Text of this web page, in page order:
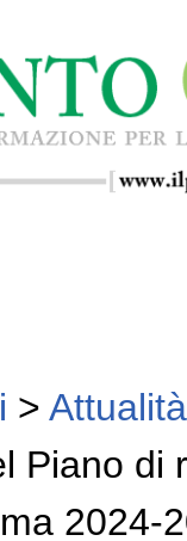
> Attualità
Piano di
2024-